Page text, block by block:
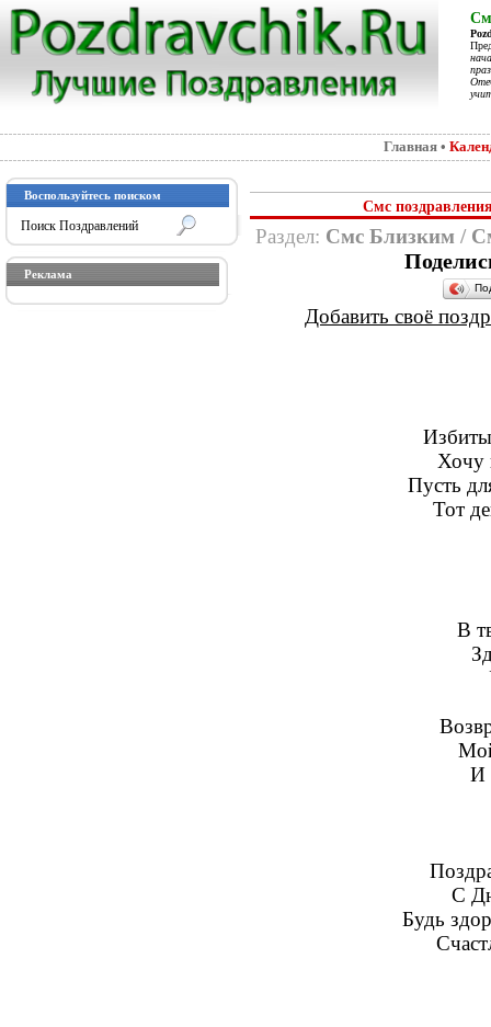
Главная •
Воспользуйтесь поиском
Реклама
Смс
Раздел: Смс Близким /
Добавить своё
Хочу
Пусть
Тот
В
И
С
Будь